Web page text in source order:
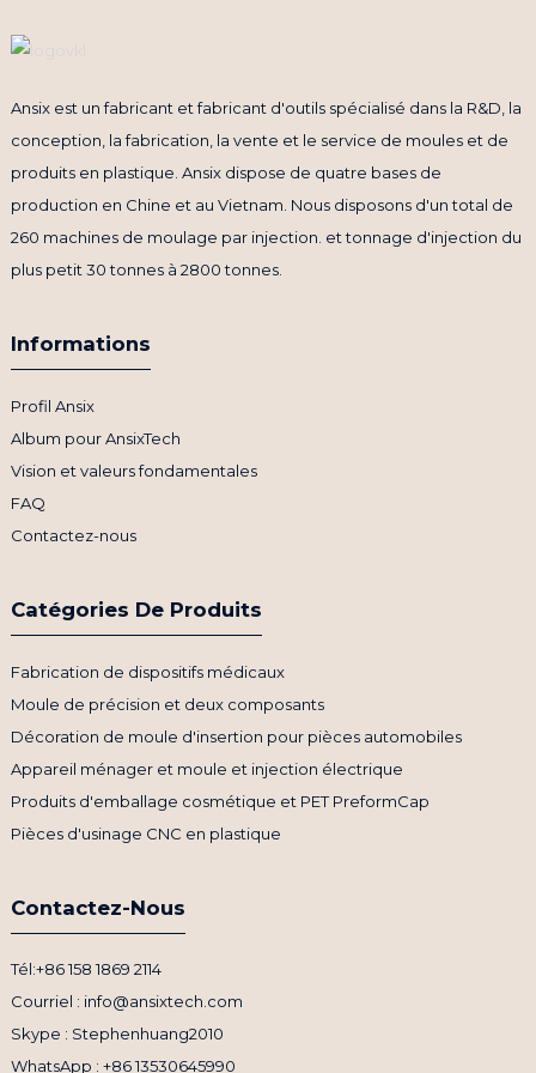
Ansix est un fabricant et fabricant d'outils spécialisé dans la R&D, la
conception, la fabrication, la vente et le service de moules et de
produits en plastique. Ansix dispose de quatre bases de
production en Chine et au Vietnam. Nous disposons d'un total de
260 machines de moulage par injection. et tonnage d'injection du
plus petit 30 tonnes à 2800 tonnes.
Informations
Profil Ansix
Album pour AnsixTech
Vision et valeurs fondamentales
FAQ
Contactez-nous
Catégories De Produits
Fabrication de dispositifs médicaux
Moule de précision et deux composants
Décoration de moule d'insertion pour pièces automobiles
Appareil ménager et moule et injection électrique
Produits d'emballage cosmétique et PET PreformCap
Pièces d'usinage CNC en plastique
Contactez-Nous
Tél:+86 158 1869 2114
Courriel : info@ansixtech.com
Skype : Stephenhuang2010
WhatsApp : +86 13530645990